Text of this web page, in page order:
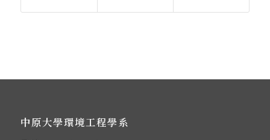
中原大學環境工程學系